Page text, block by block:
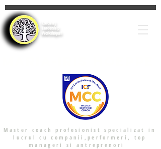
Coaching
Leadership
Workshopuri
Master coach profesionist specializat in
lucrul cu companii,performeri, top
manageri si antreprenori